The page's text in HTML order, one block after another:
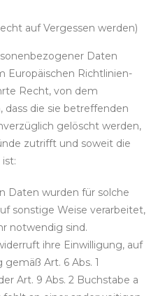
auf Vergessen werden)
Daten
Europäischen Richtlinien-
Recht, von dem
dass die sie betreffenden
gelöscht werden,
zutrifft und soweit die
Daten wurden für solche
sonstige Weise verarbeitet,
notwendig sind.
ihre Einwilligung, auf
Art. 6 Abs. 1
Art. 9 Abs. 2 Buchstabe a